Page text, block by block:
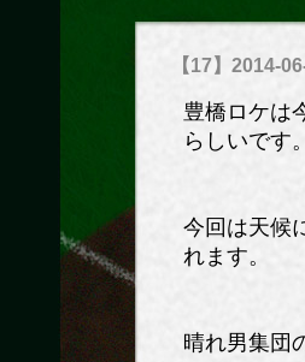
【17】2014-
豊橋ロケは
らしいです。
今回は天候
れます。
晴れ男集団